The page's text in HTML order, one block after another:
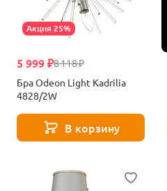
Акция 25%
8 118 ₽
5 999 ₽
Бра Odeon Light Kadrilia
4828/2W
В корзину